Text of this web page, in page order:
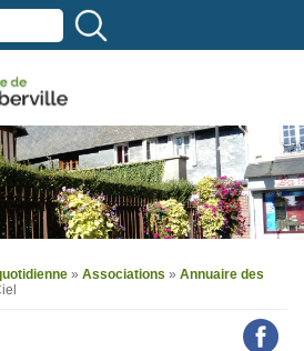
» Associations » Annuaire des